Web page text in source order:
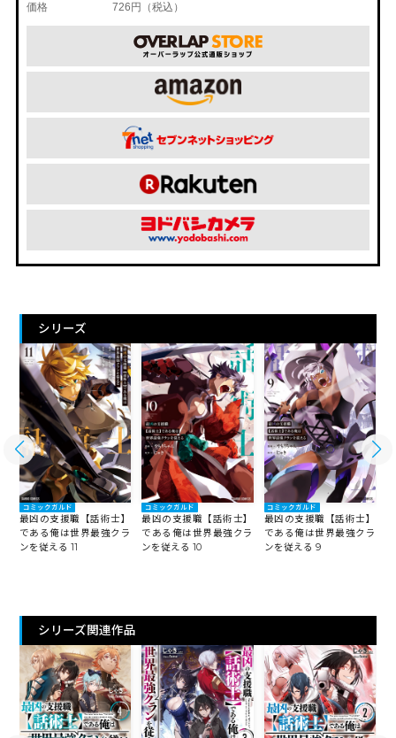
価格
726円（税込）
シリーズ
コミックガルド
最凶の支援職【話術士】
である俺は世界最強クラ
ンを従える 11
コミックガルド
最凶の支援職【話術士】
である俺は世界最強クラ
ンを従える 10
コミックガルド
最凶の支援職【話術士】
である俺は世界最強クラ
ンを従える 9
シリーズ関連作品